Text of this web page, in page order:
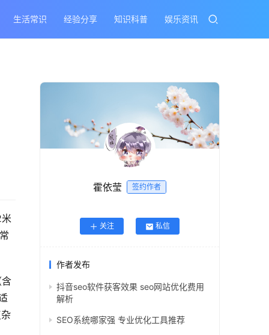
生活常识 经验分享 知识科普 娱乐资讯
霍依莹 签约作者
关注 私信
作者发布
抖音seo软件获客效果 seo网站优化费用
解析
SEO系统哪家强 专业优化工具推荐